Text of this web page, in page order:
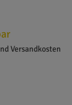
Versandkosten